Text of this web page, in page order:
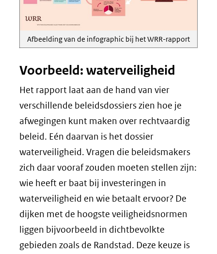
Afbeelding van de infographic bij het WRR-rapport
Voorbeeld: waterveiligheid
Het rapport laat aan de hand van vier
verschillende beleidsdossiers zien hoe je
afwegingen kunt maken over rechtvaardig
beleid. Eén daarvan is het dossier
waterveiligheid. Vragen die beleidsmakers
zich daar vooraf zouden moeten stellen zijn:
wie heeft er baat bij investeringen in
waterveiligheid en wie betaalt ervoor? De
dijken met de hoogste veiligheidsnormen
liggen bijvoorbeeld in dichtbevolkte
gebieden zoals de Randstad. Deze keuze is